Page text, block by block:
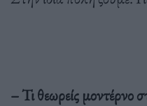
– Τι θεωρείς μοντέρνο